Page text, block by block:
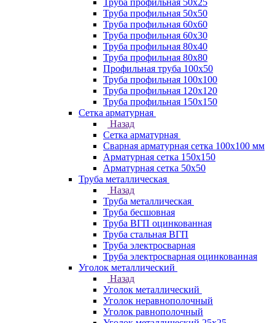
Труба профильная 50х25
Труба профильная 50х50
Труба профильная 60x60
Труба профильная 60х30
Труба профильная 80х40
Труба профильная 80х80
Профильная труба 100х50
Труба профильная 100х100
Труба профильная 120х120
Труба профильная 150х150
Сетка арматурная
Назад
Сетка арматурная
Сварная арматурная сетка 100х100 мм
Арматурная сетка 150х150
Арматурная сетка 50х50
Труба металлическая
Назад
Труба металлическая
Труба бесшовная
Труба ВГП оцинкованная
Труба стальная ВГП
Труба электросварная
Труба электросварная оцинкованная
Уголок металлический
Назад
Уголок металлический
Уголок неравнополочный
Уголок равнополочный